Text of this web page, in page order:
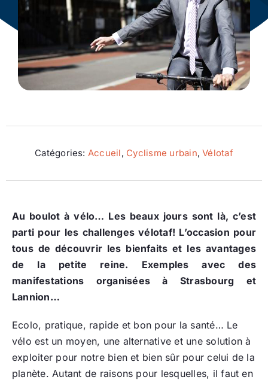
Ecologie
Catégories: Accueil, Cyclisme urbain,Vélotaf
Au boulot à vélo… Les beaux jours sont là, c’est
parti pour les challenges vélotaf! L’occasion pour
tous de découvrir les bienfaits et les avantages
de la petite reine. Exemples avec des
manifestations organisées à Strasbourg et
Lannion…
Ecolo, pratique, rapide et bon pour la santé… Le
vélo est un moyen, une alternative et une solution à
exploiter pour notre bien et bien sûr pour celui de la
planète. Autant de raisons pour lesquelles, il faut en